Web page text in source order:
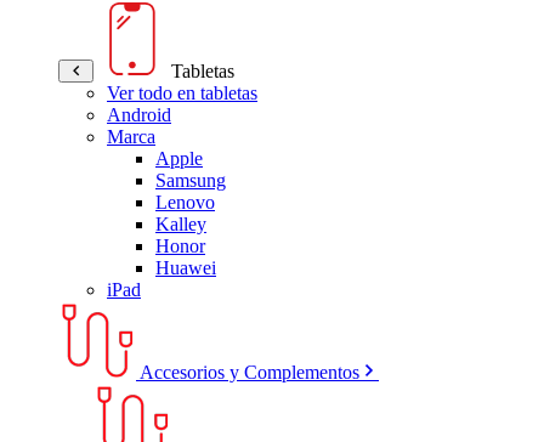
Tabletas
Ver todo en tabletas
Android
Marca
Apple
Samsung
Lenovo
Kalley
Honor
Huawei
iPad
Accesorios y Complementos